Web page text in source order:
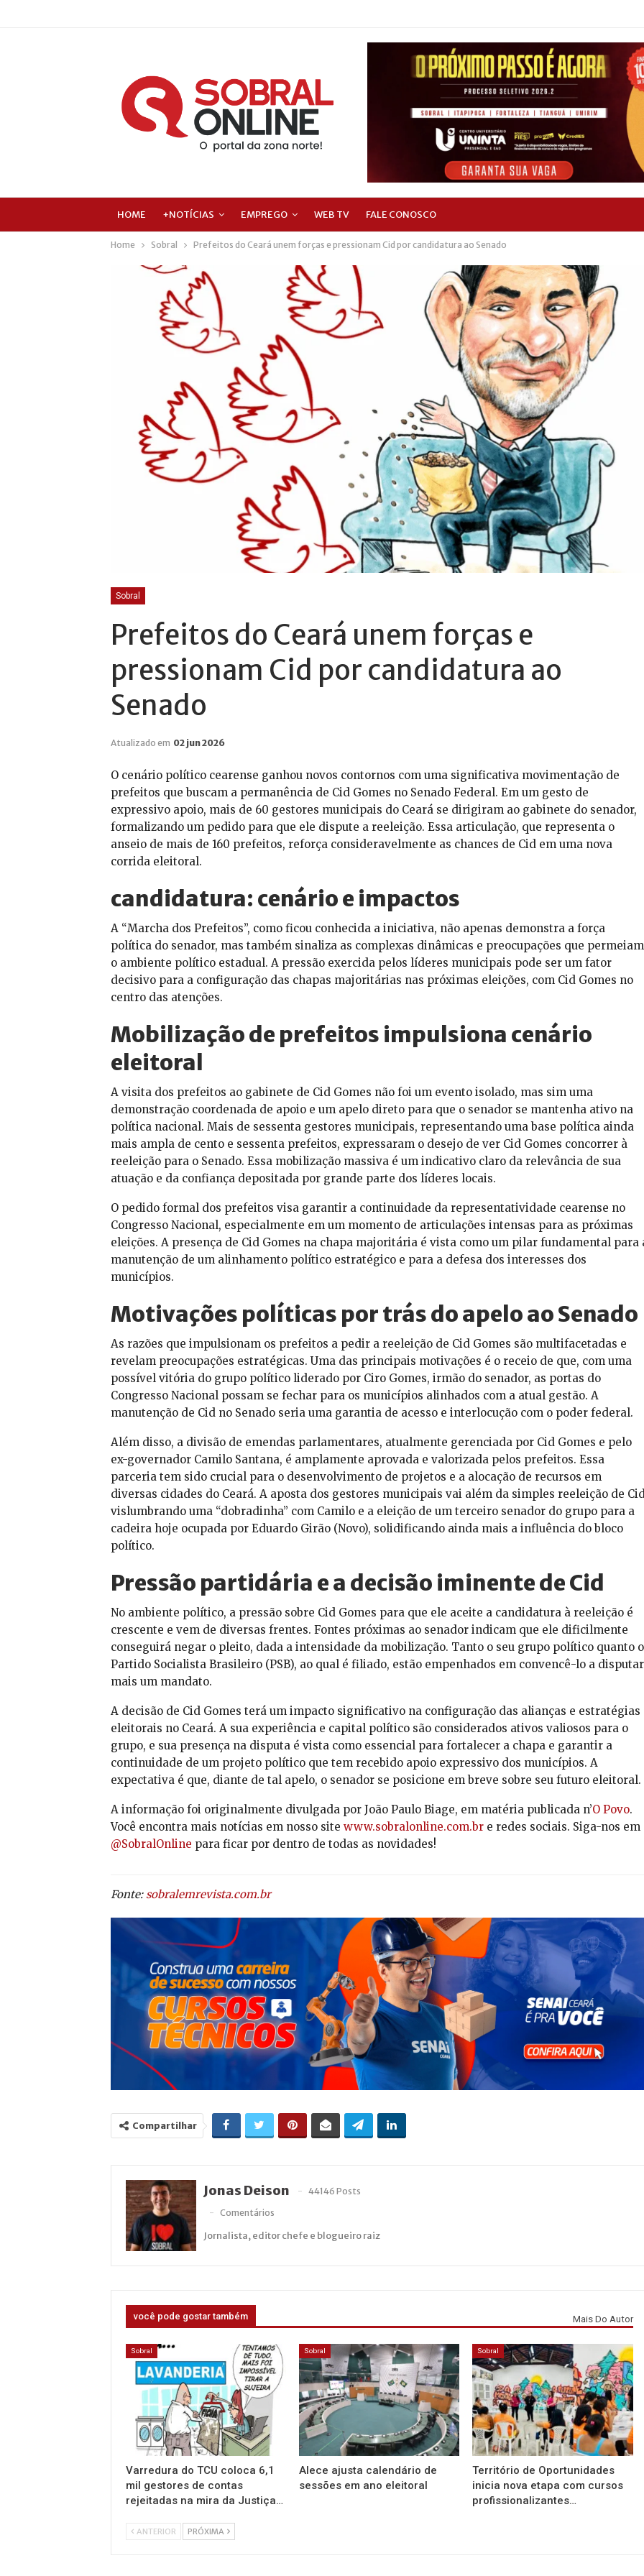
HOME +NOTÍCIAS EMPREGO WEB TV FALE CONOSCO
Home Sobral Prefeitos do Ceará unem forças e pressionam Cid por candidatura ao Senado
Sobral
Prefeitos do Ceará unem forças e
pressionam Cid por candidatura ao
Senado
Atualizado em 02 jun 2026
O cenário político cearense ganhou novos contornos com uma significativa movimentação de
prefeitos que buscam a permanência de Cid Gomes no Senado Federal. Em um gesto de
expressivo apoio, mais de 60 gestores municipais do Ceará se dirigiram ao gabinete do senador,
formalizando um pedido para que ele dispute a reeleição. Essa articulação, que representa o
anseio de mais de 160 prefeitos, reforça consideravelmente as chances de Cid em uma nova
corrida eleitoral.
candidatura: cenário e impactos
A “Marcha dos Prefeitos”, como ficou conhecida a iniciativa, não apenas demonstra a força
política do senador, mas também sinaliza as complexas dinâmicas e preocupações que permeiam
o ambiente político estadual. A pressão exercida pelos líderes municipais pode ser um fator
decisivo para a configuração das chapas majoritárias nas próximas eleições, com Cid Gomes no
centro das atenções.
Mobilização de prefeitos impulsiona cenário
eleitoral
A visita dos prefeitos ao gabinete de Cid Gomes não foi um evento isolado, mas sim uma
demonstração coordenada de apoio e um apelo direto para que o senador se mantenha ativo na
política nacional. Mais de sessenta gestores municipais, representando uma base política ainda
mais ampla de cento e sessenta prefeitos, expressaram o desejo de ver Cid Gomes concorrer à
reeleição para o Senado. Essa mobilização massiva é um indicativo claro da relevância de sua
atuação e da confiança depositada por grande parte dos líderes locais.
O pedido formal dos prefeitos visa garantir a continuidade da representatividade cearense no
Congresso Nacional, especialmente em um momento de articulações intensas para as próximas
eleições. A presença de Cid Gomes na chapa majoritária é vista como um pilar fundamental para
manutenção de um alinhamento político estratégico e para a defesa dos interesses dos
municípios.
Motivações políticas por trás do apelo ao Senado
As razões que impulsionam os prefeitos a pedir a reeleição de Cid Gomes são multifacetadas e
revelam preocupações estratégicas. Uma das principais motivações é o receio de que, com uma
possível vitória do grupo político liderado por Ciro Gomes, irmão do senador, as portas do
Congresso Nacional possam se fechar para os municípios alinhados com a atual gestão. A
manutenção de Cid no Senado seria uma garantia de acesso e interlocução com o poder federal.
Além disso, a divisão de emendas parlamentares, atualmente gerenciada por Cid Gomes e pelo
ex-governador Camilo Santana, é amplamente aprovada e valorizada pelos prefeitos. Essa
parceria tem sido crucial para o desenvolvimento de projetos e a alocação de recursos em
diversas cidades do Ceará. A aposta dos gestores municipais vai além da simples reeleição de
vislumbrando uma “dobradinha” com Camilo e a eleição de um terceiro senador do grupo para a
cadeira hoje ocupada por Eduardo Girão (Novo), solidificando ainda mais a influência do bloco
político.
Pressão partidária e a decisão iminente de Cid
No ambiente político, a pressão sobre Cid Gomes para que ele aceite a candidatura à reeleição é
crescente e vem de diversas frentes. Fontes próximas ao senador indicam que ele dificilmente
conseguirá negar o pleito, dada a intensidade da mobilização. Tanto o seu grupo político quanto o
Partido Socialista Brasileiro (PSB), ao qual é filiado, estão empenhados em convencê-lo a disputar
mais um mandato.
A decisão de Cid Gomes terá um impacto significativo na configuração das alianças e estratégias
eleitorais no Ceará. A sua experiência e capital político são considerados ativos valiosos para o
grupo, e sua presença na disputa é vista como essencial para fortalecer a chapa e garantir a
continuidade de um projeto político que tem recebido apoio expressivo dos municípios. A
expectativa é que, diante de tal apelo, o senador se posicione em breve sobre seu futuro eleitoral.
A informação foi originalmente divulgada por João Paulo Biage, em matéria publicada n’O Povo.
Você encontra mais notícias em nosso site www.sobralonline.com.bre redes sociais. Siga-nos em
@SobralOnline para ficar por dentro de todas as novidades!
Fonte: sobralemrevista.com.br
Compartilhar
Jonas Deison
44146 Posts
Comentários
Jornalista, editor chefe e blogueiro raiz
você pode gostar também Mais Do Autor
Sobral
Varredura do TCU coloca 6,1
mil gestores de contas
rejeitadas na mira da Justiça…
Sobral
Alece ajusta calendário de
sessões em ano eleitoral
Sobral
Território de Oportunidades
inicia nova etapa com cursos
profissionalizantes…
ANTERIOR PRÓXIMA